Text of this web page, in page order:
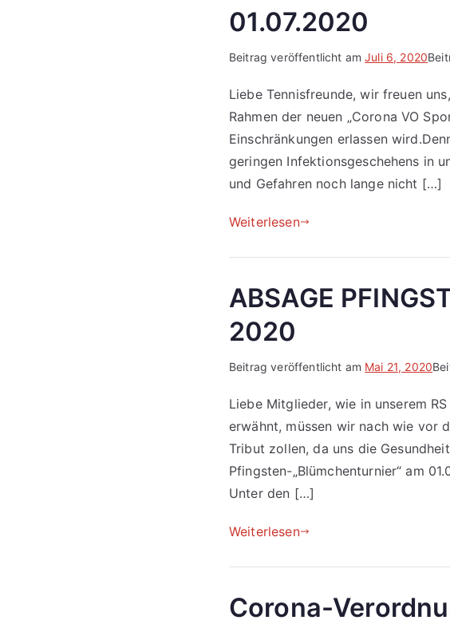
01.07.2020
Beitrag veröffentlicht amJuli 6, 2020
Liebe Tennisfreunde, wir freuen
Rahmen der neuen „Corona VO
Einschränkungen erlassen
geringen Infektionsgeschehens in
und Gefahren noch lange nicht […]
Weiterlesen
ABSAGE
2020
Beitrag veröffentlicht am Mai 21, 2020
Liebe Mitglieder, wie in unserem
erwähnt, müssen wir nach wie vor
Tribut zollen, da uns die
Pfingsten-„Blümchenturnier“ am
Unter den […]
Weiterlesen
Corona-